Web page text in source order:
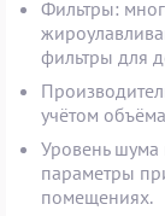
Фильтры:
фильтры для
учётом
Уровень шума
параметры
помещениях.